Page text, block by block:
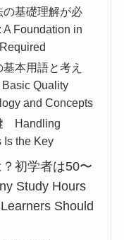
基礎理解が必
Foundation in
本用語と考え
Quality
and Concepts
Handling
Is the Key
初学者は50〜
Study Hours
Should